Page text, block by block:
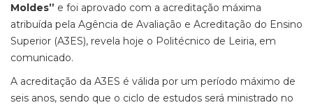
Moldes” e foi aprovado com a acreditação máxima
atribuída pela Agência de Avaliação e Acreditação do Ensino
Superior (A3ES), revela hoje o Politécnico de Leiria, em
comunicado.
A acreditação da A3ES é válida por um período máximo de
seis anos, sendo que o ciclo de estudos será ministrado no